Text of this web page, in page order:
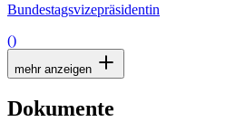
Bundestagsvizepräsidentin
()
mehr anzeigen
Dokumente